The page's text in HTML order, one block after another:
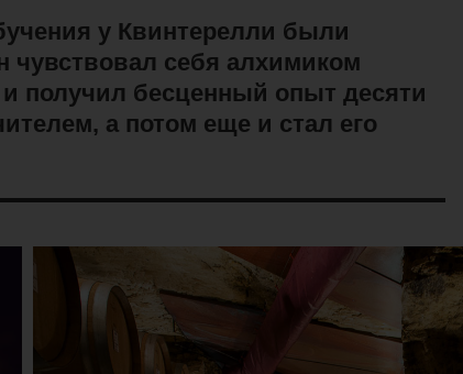
у Квинтерелли были
себя алхимиком
получил бесценный опыт десяти
а потом еще и стал его